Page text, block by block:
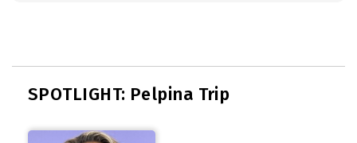
SPOTLIGHT: Pelpina Trip